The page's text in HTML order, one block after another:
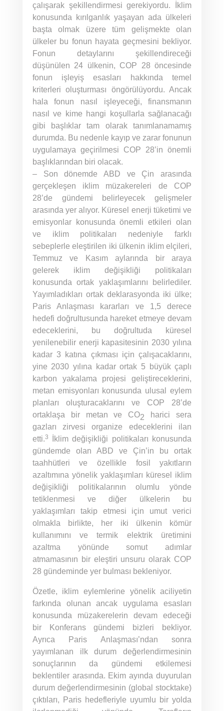
çalışarak şekillendirmesi gerekiyordu. İklim
konusunda kırılganlık yaşayan ada ülkeleri
başta olmak üzere tüm gelişmekte olan
ülkeler bu fonun hayata geçmesini bekliyor.
Fonun detaylarını şekillendireceği
düşünülen 24 ülkenin, COP 28 öncesinde
fonun işleyiş esasları hakkında temel
kriterleri oluşturması öngörülüyordu. Ancak
hala fonun nasıl işleyeceği, finansmanın
nasıl ve kime hangi koşullarla sağlanacağı
gibi başlıklar tam olarak tanımlanamamış
durumda. Bu nedenle kayıp ve zarar fonunun
uygulamaya geçirilmesi COP 28’in önemli
başlıklarından biri olacak.
– Son dönemde ABD ve Çin arasında
gerçekleşen iklim müzakereleri de COP
28’de gündemi belirleyecek gelişmeler
arasında yer alıyor. Küresel enerji tüketimi ve
emisyonlar konusunda önemli etkileri olan
ve iklim politikaları nedeniyle farklı
sebeplerle eleştirilen iki ülkenin iklim elçileri,
Temmuz ve Kasım aylarında bir araya
gelerek iklim değişikliği politikaları
konusunda ortak yaklaşımlarını belirlediler.
Yayımladıkları ortak deklarasyonda iki ülke;
Paris Anlaşması kararları ve 1,5 derece
hedefi doğrultusunda hareket etmeye devam
edeceklerini, bu doğrultuda küresel
yenilenebilir enerji kapasitesinin 2030 yılına
kadar 3 katına çıkması için çalışacaklarını,
yine 2030 yılına kadar ortak 5 büyük çaplı
karbon yakalama projesi geliştireceklerini,
metan emisyonları konusunda ulusal eylem
planları oluşturacaklarını ve COP 28’de
ortaklaşa bir metan ve CO2 harici sera
gazları zirvesi organize edeceklerini ilan
etti.3
İklim değişikliği politikaları konusunda
gündemde olan ABD ve Çin’in bu ortak
taahhütleri ve özellikle fosil yakıtların
azaltımına yönelik yaklaşımları küresel iklim
değişikliği politikalarının olumlu yönde
tetiklenmesi ve diğer ülkelerin bu
yaklaşımları takip etmesi için umut verici
olmakla birlikte, her iki ülkenin kömür
kullanımını ve termik elektrik üretimini
azaltma yönünde somut adımlar
atmamasının bir eleştiri unsuru olarak COP
28 gündeminde yer bulması bekleniyor.
Özetle, iklim eylemlerine yönelik aciliyetin
farkında olunan ancak uygulama esasları
konusunda müzakerelerin devam edeceği
bir Konferans gündemi bizleri bekliyor.
Ayrıca Paris Anlaşması’ndan sonra
yayımlanan ilk durum değerlendirmesinin
sonuçlarının da gündemi etkilemesi
beklentiler arasında. Ekim ayında duyurulan
durum değerlendirmesinin (global stocktake)
çıktıları, Paris hedefleriyle uyumlu bir yolda